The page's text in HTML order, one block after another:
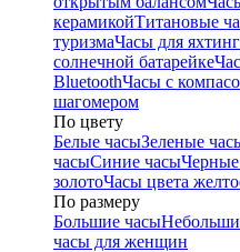
керамикойТитановые
туризмаЧасы для
солнечной батарейке
BluetoothЧасы с
шагомером
По цвету
Белые часыЗеленые
часыСиние часы
золотоЧасы цвета
По размеру
Большие часы
часы для женщин